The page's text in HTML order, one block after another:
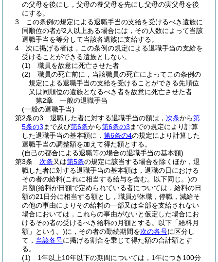
の父母を後にし，父母の養父母を先にし父母の実父母を後
にする。
3
この条例の規定による退職手当の支給を受けるべき遺族に
同順位の者が2人以上ある場合には，その人数によって当該
退職手当を等分して当該各遺族に支給する。
4
次に掲げる者は，この条例の規定による退職手当の支給を
受けることができる遺族としない。
(1)
職員を故意に死亡させた者
(2)
職員の死亡前に，当該職員の死亡によってこの条例の
規定による退職手当の支給を受けることができる先順位
又は同順位の遺族となるべき者を故意に死亡させた者
第2章
一般の退職手当
(一般の退職手当)
第2条の3
退職した者に対する退職手当の額は， 次条から第
5条の3 まで及び第6条から第6条の3 までの規定により計算
した退職手当の基本額に， 第6条の4の規定により計算した
退職手当の調整額を加えて得た額とする。
(自己の都合による退職等の場合の退職手当の基本額)
第3条
次条又は第5条の規定に該当する場合を除くほか，退
職した者に対する退職手当の基本額は，退職の日における
その者の給料(これに相当する給与を含む。以下同じ。)の
月額(給料が日額で定められている者については，給料の日
額の21日分に相当する額とし，職員が休職，停職，減給そ
の他の事由によりその給料の一部又は全部を支給されない
場合においては，これらの事由がないと仮定した場合にお
けるその者の受けるべき給料の月額とする。以下「給料月
額」という。)に，その者の勤続期間を次の各号に区分し
て， 当該各号に掲げる割合を乗じて得た額の合計額とす
る。
(1)
1年以上10年以下の期間については，1年につき100分